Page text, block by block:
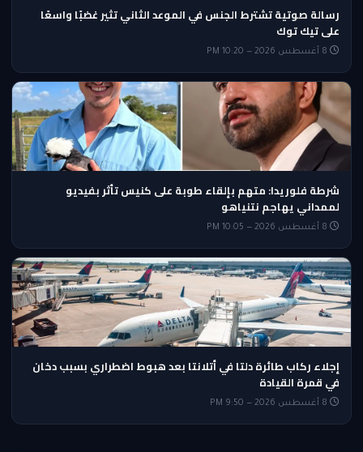
رسالة صوتية تشترط الجنس في الموعد الثاني تثير غضبًا واسعًا
على تيك توك
شرطة فلوريدا: متهم بإلقاء طوبة على كنيس تأثر بفيديو
لممداني يهاجم نتنياهو
إجلاء ركاب طائرة دلتا في أتلانتا بعد هبوط اضطراري بسبب دخان
في قمرة القيادة